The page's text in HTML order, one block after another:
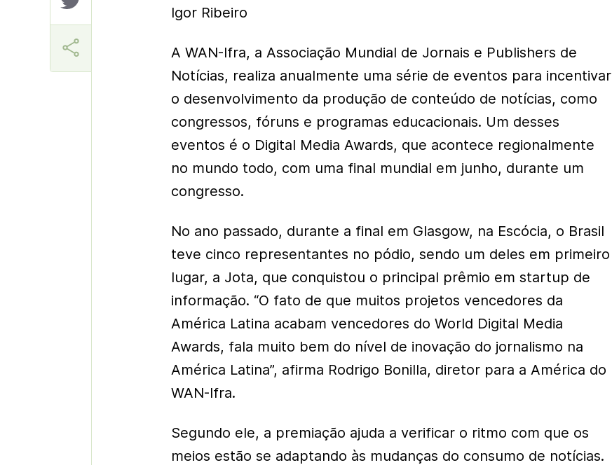
Igor Ribeiro
A WAN-Ifra, a Associação Mundial de Jornais e Publishers de
Notícias, realiza anualmente uma série de eventos para incentivar
o desenvolvimento da produção de conteúdo de notícias, como
congressos, fóruns e programas educacionais. Um desses
eventos é o Digital Media Awards, que acontece regionalmente
no mundo todo, com uma final mundial em junho, durante um
congresso.
No ano passado, durante a final em Glasgow, na Escócia, o Brasil
teve cinco representantes no pódio, sendo um deles em primeiro
lugar, a Jota, que conquistou o principal prêmio em startup de
informação. “O fato de que muitos projetos vencedores da
América Latina acabam vencedores do World Digital Media
Awards, fala muito bem do nível de inovação do jornalismo na
América Latina”, afirma Rodrigo Bonilla, diretor para a América do
WAN-Ifra.
Segundo ele, a premiação ajuda a verificar o ritmo com que os
meios estão se adaptando às mudanças do consumo de notícias.